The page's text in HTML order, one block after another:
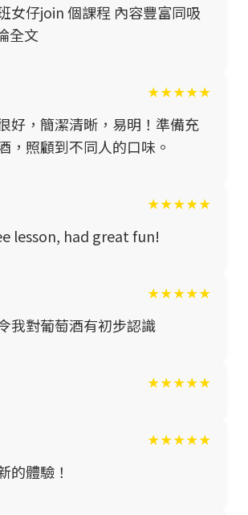
女仔join 個課程 內容豐富同吸
全文
★★★★★
好，簡潔清晰，易明！準備充
，照顧到不同人的口味。
★★★★★
lesson, had great fun!
★★★★★
我對葡萄酒有初步認識
★★★★★
★★★★★
的體驗！